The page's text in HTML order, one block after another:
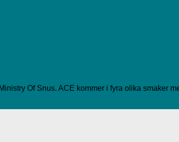
Of Snus. ACE kommer i fyra olika smaker